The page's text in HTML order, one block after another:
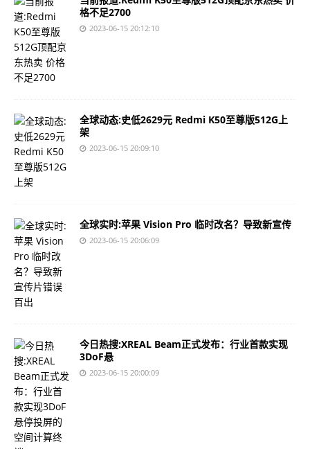
格不足2700
2023-06-15 20:12:10
全球动态:史低2629元 Redmi K50至尊版512G上
架
2023-06-15 20:09:10
全球实时:苹果 Vision Pro 临时改名？导致新宣传
2023-06-15 20:06:09
今日热搜:XREAL Beam正式发布：行业首款实现
3DoF悬
2023-06-15 20:00:09